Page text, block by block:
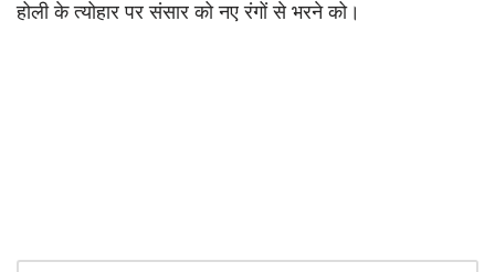
होली के त्योहार पर संसार को नए रंगों से भरने को।